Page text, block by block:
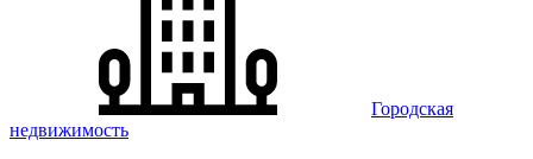
Городская
недвижимость